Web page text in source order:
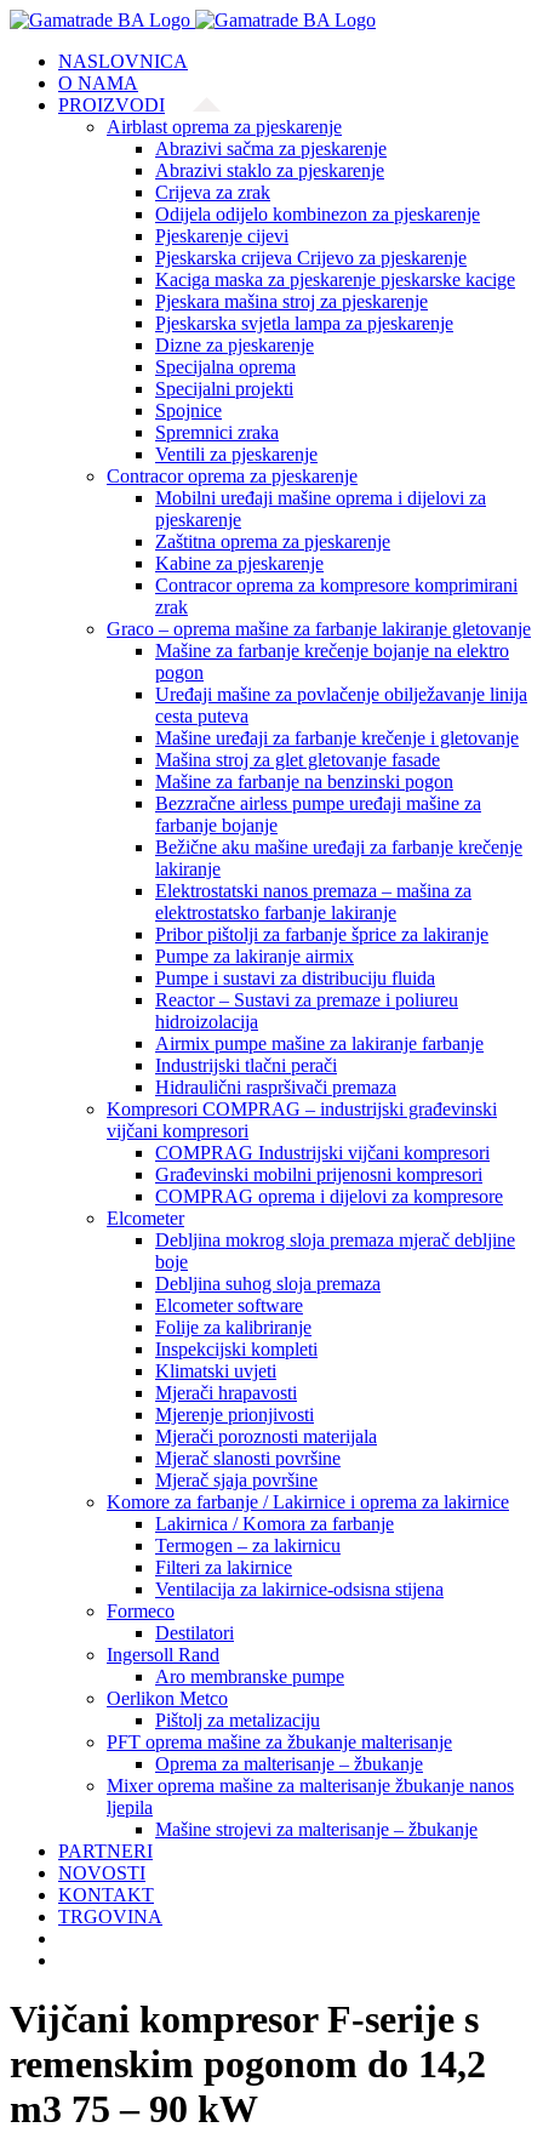
Skip
contentNASLOVNICA
O NAMA
PROIZVODI
Airblast oprema za pjeskarenje
Abrazivi sačma za pjeskarenje
Abrazivi staklo za pjeskarenje
Crijeva za zrak
Odijela odijelo kombinezon za pjeskarenje
Pjeskarenje cijevi
Pjeskarska crijeva Crijevo za pjeskarenje
Kaciga maska za pjeskarenje pjeskarske kacige
Pjeskara mašina stroj za pjeskarenje
Pjeskarska svjetla lampa za pjeskarenje
Dizne za pjeskarenje
Specijalna oprema
Specijalni projekti
Spojnice
Spremnici zraka
Ventili za pjeskarenje
Contracor oprema za pjeskarenje
Mobilni uređaji mašine oprema i dijelovi za
pjeskarenje
Zaštitna oprema za pjeskarenje
Kabine za pjeskarenje
Contracor oprema za kompresore komprimirani
zrak
Graco – oprema mašine za farbanje lakiranje gletovanje
Mašine za farbanje krečenje bojanje na elektro
pogon
Uređaji mašine za povlačenje obilježavanje linija
cesta puteva
Mašine uređaji za farbanje krečenje i gletovanje
Mašina stroj za glet gletovanje fasade
Mašine za farbanje na benzinski pogon
Bezzračne airless pumpe uređaji mašine za
farbanje bojanje
Bežične aku mašine uređaji za farbanje krečenje
lakiranje
Elektrostatski nanos premaza – mašina za
elektrostatsko farbanje lakiranje
Pribor pištolji za farbanje šprice za lakiranje
Pumpe za lakiranje airmix
Pumpe i sustavi za distribuciju fluida
Reactor – Sustavi za premaze i poliureu
hidroizolacija
Airmix pumpe mašine za lakiranje farbanje
Industrijski tlačni perači
Hidraulični raspršivači premaza
Kompresori COMPRAG – industrijski građevinski
vijčani kompresori
COMPRAG Industrijski vijčani kompresori
Građevinski mobilni prijenosni kompresori
COMPRAG oprema i dijelovi za kompresore
Elcometer
Debljina mokrog sloja premaza mjerač debljine
boje
Debljina suhog sloja premaza
Elcometer software
Folije za kalibriranje
Inspekcijski kompleti
Klimatski uvjeti
Mjerači hrapavosti
Mjerenje prionjivosti
Mjerači poroznosti materijala
Mjerač slanosti površine
Mjerač sjaja površine
Komore za farbanje / Lakirnice i oprema za lakirnice
Lakirnica / Komora za farbanje
Termogen – za lakirnicu
Filteri za lakirnice
Ventilacija za lakirnice-odsisna stijena
Formeco
Destilatori
Ingersoll Rand
Aro membranske pumpe
Oerlikon Metco
Pištolj za metalizaciju
PFT oprema mašine za žbukanje malterisanje
Oprema za malterisanje – žbukanje
Mixer oprema mašine za malterisanje žbukanje nanos
ljepila
Mašine strojevi za malterisanje – žbukanje
PARTNERI
NOVOSTI
KONTAKT
TRGOVINA
Vijčani kompresor F-serije s
remenskim pogonom do 14,2
m3 75 – 90 kW